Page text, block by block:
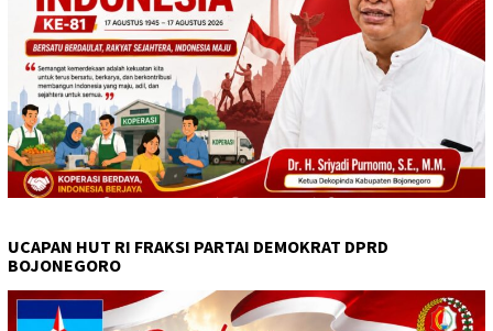
UCAPAN HUT RI FRAKSI PARTAI DEMOKRAT DPRD
BOJONEGORO